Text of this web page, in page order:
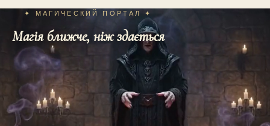
✦ МАГИЧЕСКИЙ ПОРТАЛ ✦
Магія ближче, ніж здається